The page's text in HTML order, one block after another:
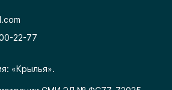
«Крылья».
22-77